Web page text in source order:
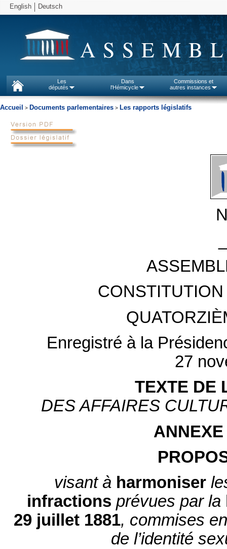
English Deutsch
Les
députés
Dans
l'Hémicycle
Commissions et
autres instances
Accueil > Documents parlementaires > Les rapports législatifs
Enregistré à la
27
TEXTE DE
DES AFFAIRES
visant à harmoniser
infractions prévues par la
29 juillet 1881, commises
de l’identité